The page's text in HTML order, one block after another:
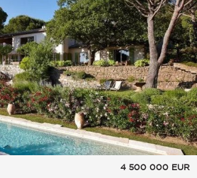
4 500 000 EUR